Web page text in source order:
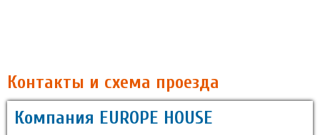
Контакты и схема проезда
Компания EUROPE HOUSE